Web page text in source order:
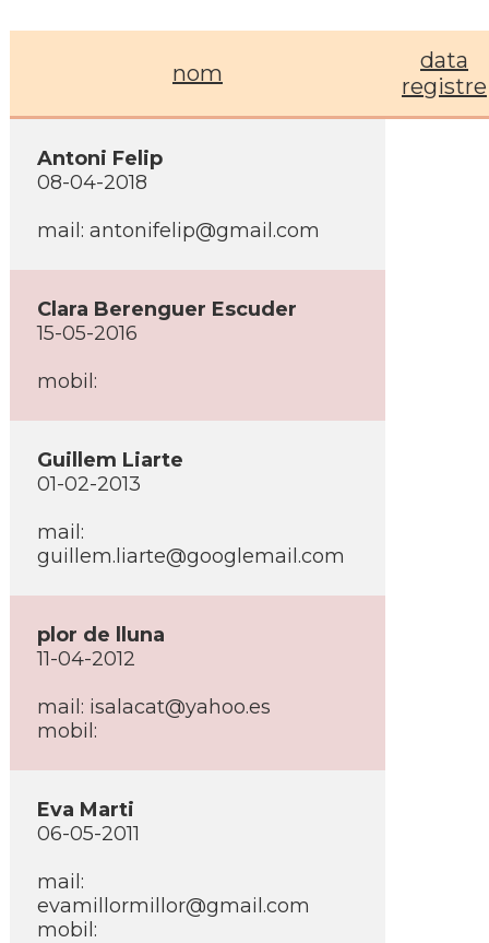
nom
data
registre
Antoni Felip
08-04-2018
mail: antonifelip@gmail.com
Clara Berenguer Escuder
15-05-2016
mobil:
Guillem Liarte
01-02-2013
mail:
guillem.liarte@googlemail.com
plor de lluna
11-04-2012
mail: isalacat@yahoo.es
mobil:
Eva Marti
06-05-2011
mail:
evamillormillor@gmail.com
mobil: